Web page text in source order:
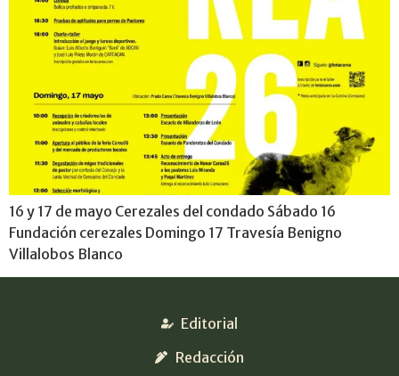
16 y 17 de mayo Cerezales del condado Sábado 16
Fundación cerezales Domingo 17 Travesía Benigno
Villalobos Blanco
Editorial
Redacción